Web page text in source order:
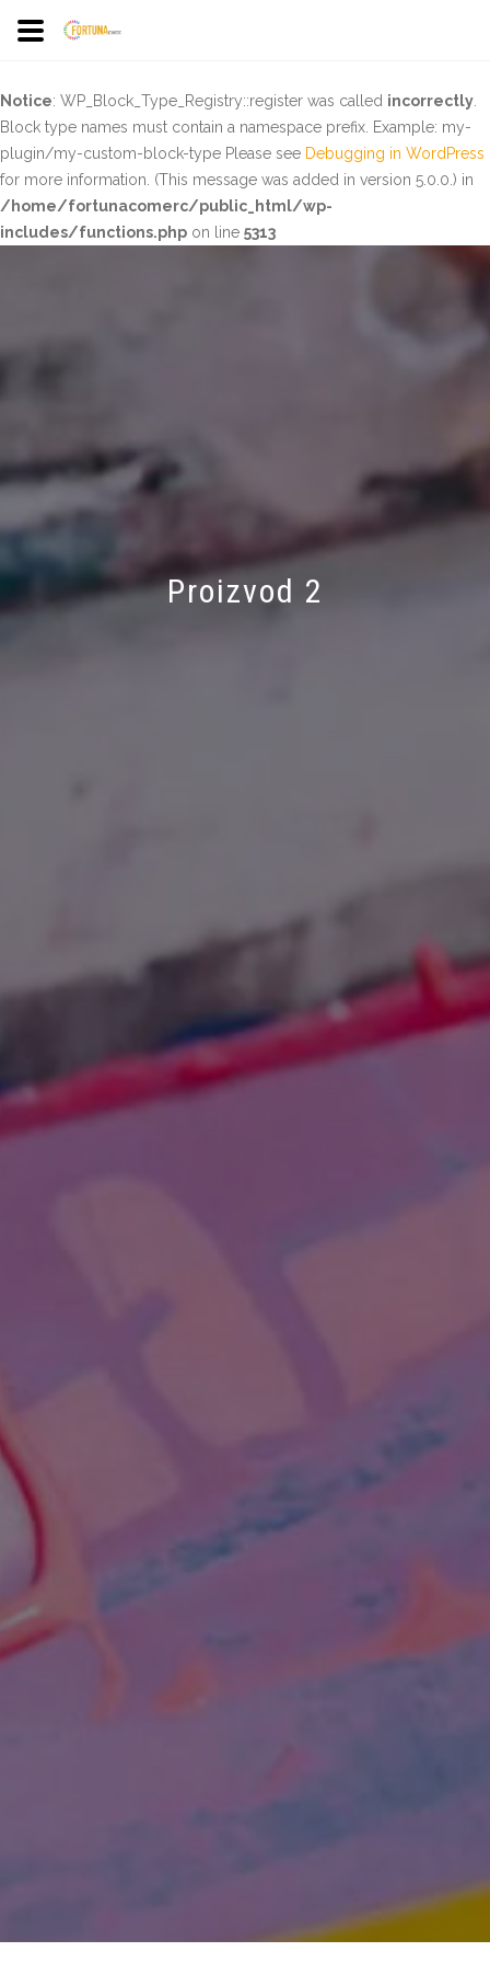
Notice: WP_Block_Type_Registry::register was called incorrectly
Block type names must contain a namespace prefix. Example: my-
plugin/my-custom-block-type Please see Debugging in WordPress
for more information. (This message was added in version 5.0.0.) in
/home/fortunacomerc/public_html/wp-
includes/functions.php on line 5313
Proizvod 2